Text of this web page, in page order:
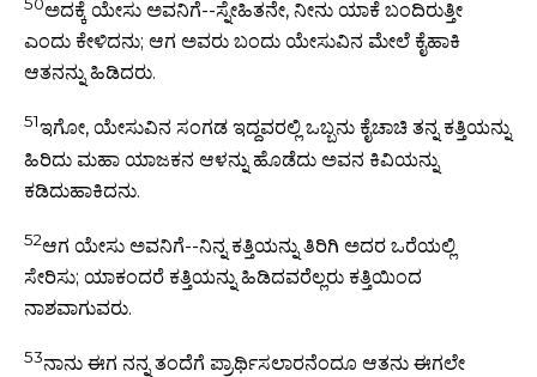
ಅದಕ್ಕೆ ಯೇಸು ಅವನಿಗೆ--ಸ್ನೇಹಿತನೇ, ನೀನು ಯಾಕೆ ಬಂದಿರುತ್ತೀ
ಎಂದು ಕೇಳಿದನು; ಆಗ ಅವರು ಬಂದು ಯೇಸುವಿನ ಮೇಲೆ ಕೈಹಾಕಿ
ಆತನನ್ನು ಹಿಡಿದರು.
51ಇಗೋ, ಯೇಸುವಿನ ಸಂಗಡ ಇದ್ದವರಲ್ಲಿ ಒಬ್ಬನು ಕೈಚಾಚಿ ತನ್ನ ಕತ್ತಿಯನ್ನು
ಹಿರಿದು ಮಹಾ ಯಾಜಕನ ಆಳನ್ನು ಹೊಡೆದು ಅವನ ಕಿವಿಯನ್ನು
ಕಡಿದುಹಾಕಿದನು.
52ಆಗ ಯೇಸು ಅವನಿಗೆ--ನಿನ್ನ ಕತ್ತಿಯನ್ನು ತಿರಿಗಿ ಅದರ ಒರೆಯಲ್ಲಿ
ಸೇರಿಸು; ಯಾಕಂದರೆ ಕತ್ತಿಯನ್ನು ಹಿಡಿದವರೆಲ್ಲರು ಕತ್ತಿಯಿಂದ
ನಾಶವಾಗುವರು.
53ನಾನು ಈಗ ನನ್ನ ತಂದೆಗೆ ಪ್ರಾರ್ಥಿಸಲಾರನೆಂದೂ ಆತನು ಈಗಲೇ